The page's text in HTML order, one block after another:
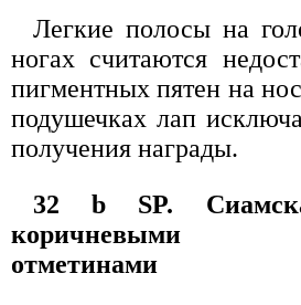
Легкие полосы на
ногах считаются
пигментных пятен на
подушечках лап
получения награды.
32 b SP.
коричневыми
отметинами